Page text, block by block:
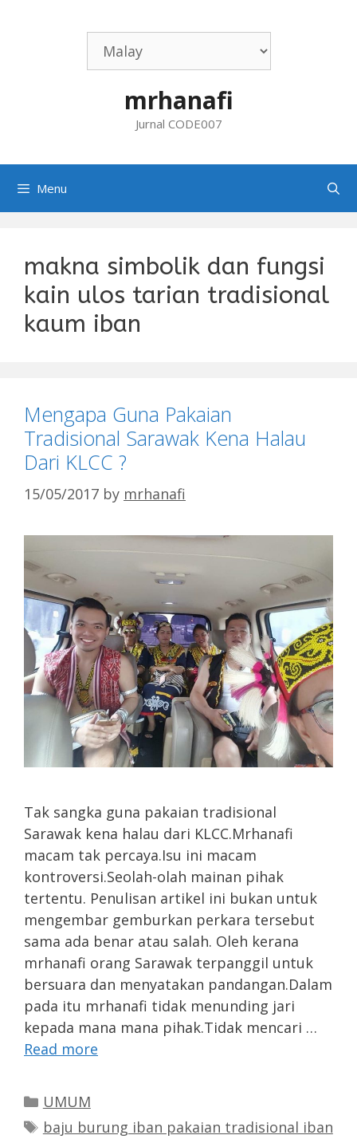
mrhanafi
Jurnal CODE007
Menu
makna simbolik dan fungsi
kain ulos tarian tradisional
kaum iban
Mengapa Guna Pakaian
Tradisional Sarawak Kena Halau
Dari KLCC ?
15/05/2017 by mrhanafi
Tak sangka guna pakaian tradisional
Sarawak kena halau dari KLCC.Mrhanafi
macam tak percaya.Isu ini macam
kontroversi.Seolah-olah mainan pihak
tertentu. Penulisan artikel ini bukan untuk
mengembar gemburkan perkara tersebut
sama ada benar atau salah. Oleh kerana
mrhanafi orang Sarawak terpanggil untuk
bersuara dan menyatakan pandangan.Dalam
pada itu mrhanafi tidak menunding jari
kepada mana mana pihak.Tidak mencari …
Read more
Categories
UMUM
Tags
baju burung iban pakaian tradisional iban